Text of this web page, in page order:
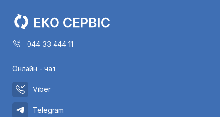
044 33 444 11
Онлайн - чат
Viber
Telegram